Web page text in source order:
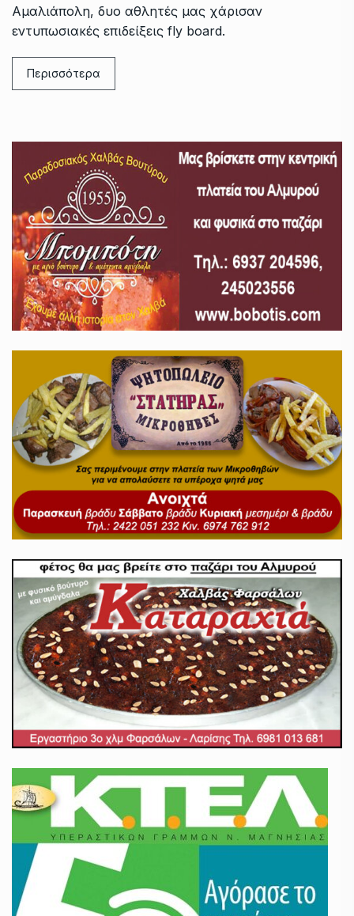
Αμαλιάπολη, δυο αθλητές μας χάρισαν
εντυπωσιακές επιδείξεις fly board.
Περισσότερα